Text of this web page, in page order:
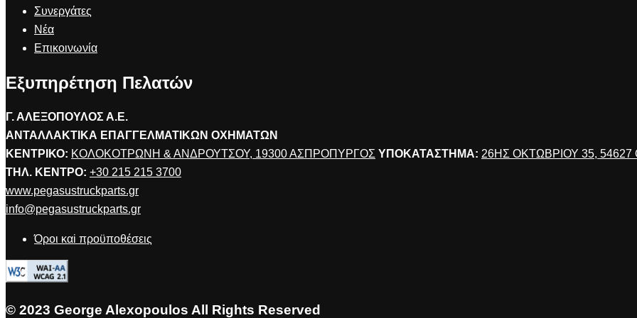
Συνεργάτες
Νέα
Επικοινωνία
Εξυπηρέτηση Πελατών
Γ. ΑΛΕΞΟΠΟΥΛΟΣ Α.Ε.
ΑΝΤΑΛΛΑΚΤΙΚΑ ΕΠΑΓΓΕΛΜΑΤΙΚΩΝ ΟΧΗΜΑΤΩΝ
ΚΕΝΤΡΙΚΟ: ΚΟΛΟΚΟΤΡΩΝΗ & ΑΝΔΡΟΥΤΣΟΥ, 19300 ΑΣΠΡΟΠΥΡΓΟΣ ΥΠΟΚΑΤΑΣΤΗΜΑ: 26ΗΣ ΟΚΤΩΒΡΙΟΥ 35,
ΤΗΛ. ΚΕΝΤΡΟ: +30 215 215 3700
www.pegasustruckparts.gr
info@pegasustruckparts.gr
Όροι καi προϋποθέσεις
© 2023 George Alexopoulos All Rights Reserved